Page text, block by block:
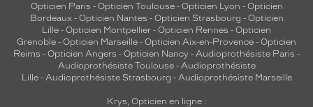
Opticien Paris - Opticien Toulouse- Opticien Lyon - Opticien
Bordeaux- Opticien Nantes - Opticien Strasbourg - Opticien
Lille - Opticien Montpellier - Opticien Rennes - Opticien
Grenoble - Opticien Marseille - Opticien Aix-en-Provence - Opticien
Reims - Opticien Angers - Opticien Nancy - Audioprothésiste Paris -
Audioprothésiste Toulouse- Audioprothésiste
Lille- Audioprothésiste Strasbourg - Audioprothésiste Marseille
Krys, Opticien en ligne :